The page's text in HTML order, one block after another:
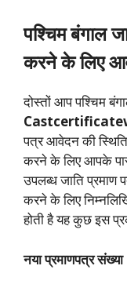
पश्चिम बंगाल
करने के लिए
दोस्तों आप पश्चिम
पत्र आवेदन की
करने के लिए आपके
उपलब्ध जाति प्रमाण
करने के लिए
होती है यह कुछ इस
नया प्रमाणपत्र संख्या